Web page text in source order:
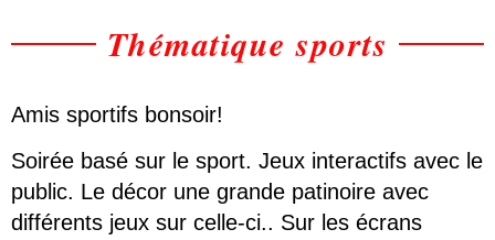
Thématique sports
Amis sportifs bonsoir!
Soirée basé sur le sport. Jeux interactifs avec le
public. Le décor une grande patinoire avec
différents jeux sur celle-ci.. Sur les écrans